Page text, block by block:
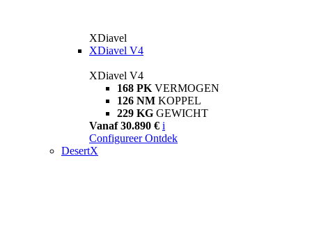
XDiavel
XDiavel V4
XDiavel V4
168 PK VERMOGEN
126 NM KOPPEL
229 KG GEWICHT
Vanaf 30.890 € i
Configureer Ontdek
DesertX